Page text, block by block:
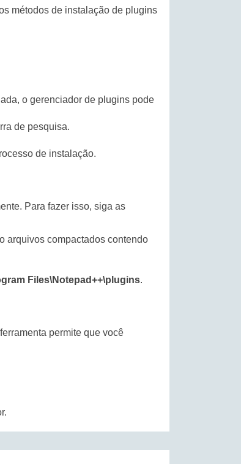
métodos de instalação de plugins
o gerenciador de plugins pode
de pesquisa.
de instalação.
Para fazer isso, siga as
arquivos compactados contendo
Files\Notepad++\plugins.
permite que você